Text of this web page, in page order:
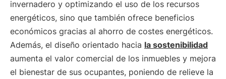
invernadero y optimizando el uso de los recursos
energéticos, sino que también ofrece beneficios
económicos gracias al ahorro de costes energéticos.
Además, el diseño orientado hacia la sostenibilidad
aumenta el valor comercial de los inmuebles y mejora
el bienestar de sus ocupantes, poniendo de relieve la